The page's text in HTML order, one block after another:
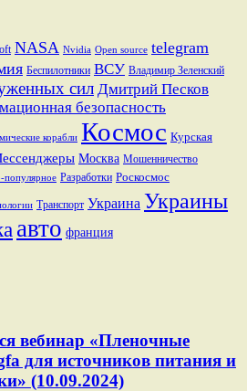
NASA Nvidia Open source telegram
Беспилотники ВСУ Владимир Зеленский
сил Дмитрий Песков
безопасность
корабли Космос Курская
Москва Мошенничество
популярное Разработки Роскосмос
Транспорт Украина Украины
авто франция
вебинар «Пленочные
для источников питания и
(10.09.2024)